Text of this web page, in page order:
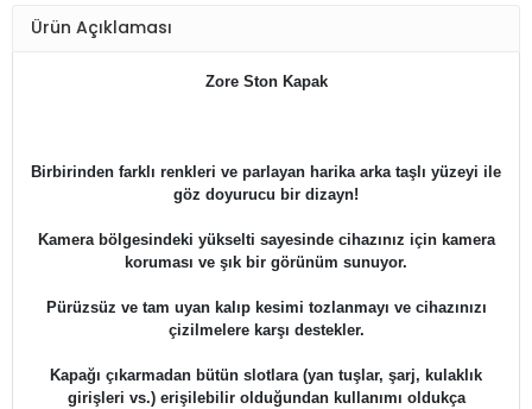
Ürün Açıklaması
Zore Ston Kapak
Birbirinden farklı renkleri ve parlayan harika arka taşlı yüzeyi ile
göz doyurucu bir dizayn!
Kamera bölgesindeki yükselti sayesinde cihazınız için kamera
koruması ve şık bir görünüm sunuyor.
Pürüzsüz ve tam uyan kalıp kesimi tozlanmayı ve cihazınızı
çizilmelere karşı destekler.
Kapağı çıkarmadan bütün slotlara (yan tuşlar, şarj, kulaklık
girişleri vs.) erişilebilir olduğundan kullanımı oldukça